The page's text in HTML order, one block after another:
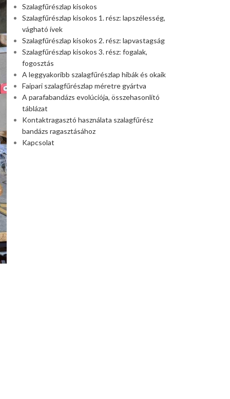
Szalagfűrészlap kisokos
Szalagfűrészlap kisokos 1. rész: lapszélesség,
vágható ívek
Szalagfűrészlap kisokos 2. rész: lapvastagság
Szalagfűrészlap kisokos 3. rész: fogalak,
fogosztás
A leggyakoribb szalagfűrészlap hibák és okaik
Faipari szalagfűrészlap méretre gyártva
A parafabandázs evolúciója, összehasonlító
táblázat
Kontaktragasztó használata szalagfűrész
bandázs ragasztásához
Kapcsolat